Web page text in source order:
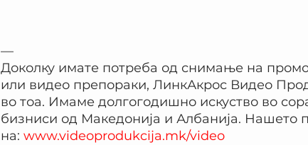
—
Доколку имате потреба од снимање на
или видео препораки, ЛинкАкрос Видео
во тоа. Имаме долгогодишно искуство во
бизниси од Македонија и Албанија. Нашето
на: www.videoprodukcija.mk/video